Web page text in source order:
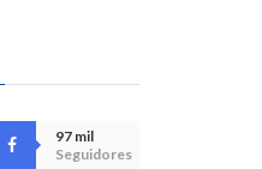
97 mil
Seguidores